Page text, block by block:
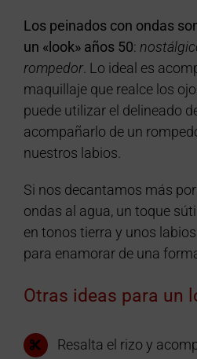
Los peinados con ondas
un «look» años 50:
rompedor. Lo ideal es
maquillaje que realce los
puede utilizar el delineado
acompañarlo de un
nuestros labios.
Si nos decantamos más
ondas al agua, un toque
en tonos tierra y unos
para enamorar de una
Otras ideas para un
Resalta el rizo y